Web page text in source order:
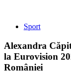
Sport
Alexandra
la Eurovision
României